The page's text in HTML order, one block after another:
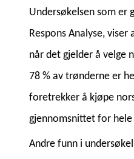
Undersøkelsen som er
Respons Analyse,
når det gjelder å velge
78 % av trønderne er
foretrekker å kjøpe
gjennomsnittet for
Andre funn i